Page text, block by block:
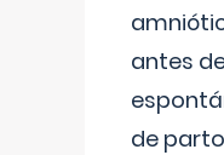
antes
de